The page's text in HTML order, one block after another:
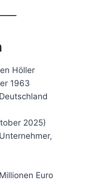
Höller
1963
2025)
Euro